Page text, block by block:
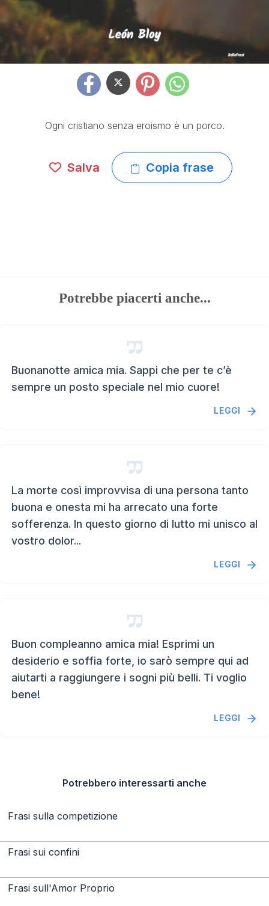
Ogni cristiano senza eroismo è un porco.
Salva Copia frase
Potrebbe piacerti anche...
Buonanotte amica mia. Sappi che per te c’è
sempre un posto speciale nel mio cuore!
LEGGI
La morte così improvvisa di una persona tanto
buona e onesta mi ha arrecato una forte
sofferenza. In questo giorno di lutto mi unisco al
vostro dolor...
LEGGI
Buon compleanno amica mia! Esprimi un
desiderio e soffia forte, io sarò sempre qui ad
aiutarti a raggiungere i sogni più belli. Ti voglio
bene!
LEGGI
Potrebbero interessarti anche
Frasi sulla competizione
Frasi sui confini
Frasi sull'Amor Proprio